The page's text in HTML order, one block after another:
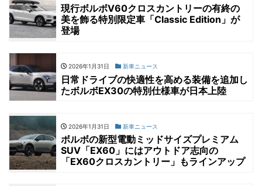
現行ボルボV60クロスカントリーの有終の
美を飾る特別限定車「Classic Edition」が
登場
2026年1月31日 新車ニュース
日常ドライブの快適性を高める装備を追加し
たボルボEX30の特別仕様車が日本上陸
2026年1月31日 新車ニュース
ボルボの新型電動ミッドサイズプレミアム
SUV「EX60」にはアウトドア志向の
「EX60クロスカントリー」もラインアップ